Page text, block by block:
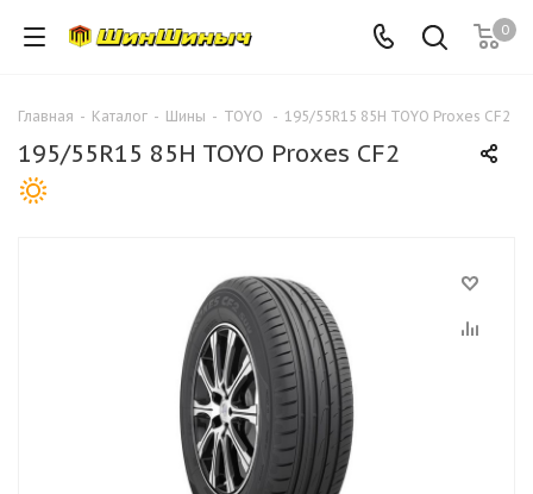
0
Главная - Каталог - Шины - TOYO - 195/55R15 85H TOYO Proxes CF2
195/55R15 85H TOYO Proxes CF2